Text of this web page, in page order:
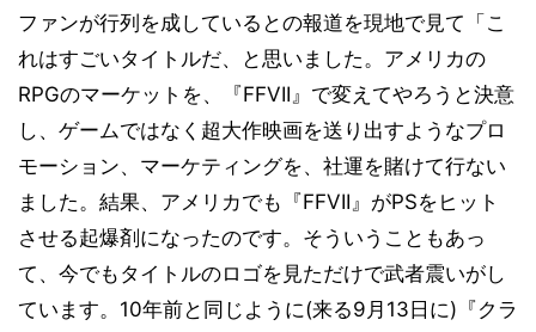
ファンが行列を成しているとの報道を現地で見て「こ
れはすごいタイトルだ、と思いました。アメリカの
RPGのマーケットを、『FFVII』で変えてやろうと決意
し、ゲームではなく超大作映画を送り出すようなプロ
モーション、マーケティングを、社運を賭けて行ない
ました。結果、アメリカでも『FFVII』がPSをヒット
させる起爆剤になったのです。そういうこともあっ
て、今でもタイトルのロゴを見ただけで武者震いがし
ています。10年前と同じように(来る9月13日に)『クラ